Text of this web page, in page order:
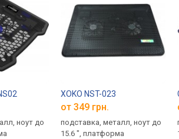
ноут до
XOKO NST-023
от 349 грн.
подставка, металл, ноут до
15.6 ", платформа